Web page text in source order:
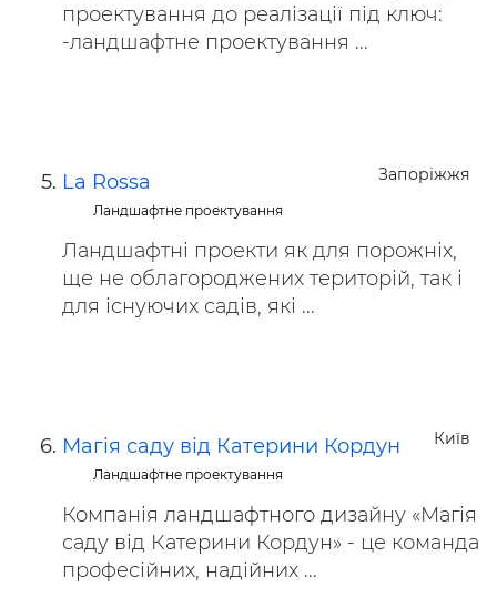
проектування до реалізації під ключ:
-ландшафтне проектування ...
Запоріжжя
La Rossa
Ландшафтне проектування
Ландшафтні проекти як для порожніх,
ще не облагороджених територій, так і
для існуючих садів, які ...
Київ
Магія саду від Катерини Кордун
Ландшафтне проектування
Компанія ландшафтного дизайну «Магія
саду від Катерини Кордун» - це команда
професійних, надійних ...